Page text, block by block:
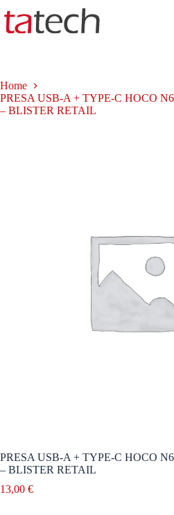
al
contenuto
Home
PRESA USB-A + TYPE-C HOCO
– BLISTER RETAIL
PRESA USB-A + TYPE-C HOCO
– BLISTER RETAIL
13,00 €